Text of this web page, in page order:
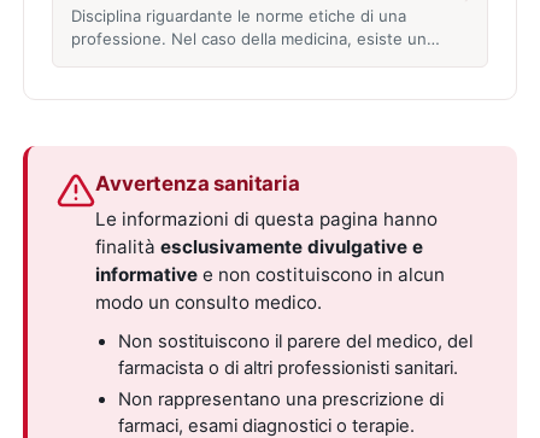
Disciplina riguardante le norme etiche di una
professione. Nel caso della medicina, esiste un…
Avvertenza sanitaria
Le informazioni di questa pagina hanno
finalitàesclusivamente divulgative e
informative e non costituiscono in alcun
modo un consulto medico.
Non sostituiscono il parere del medico, del
farmacista o di altri professionisti sanitari.
Non rappresentano una prescrizione di
farmaci, esami diagnostici o terapie.